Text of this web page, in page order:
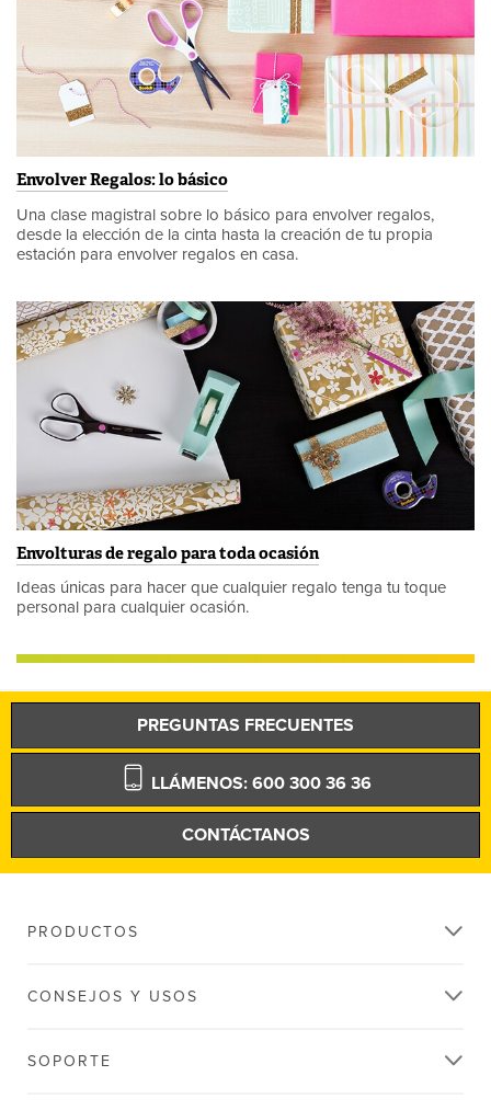
Envolver Regalos: lo básico
Una clase magistral sobre lo básico para envolver regalos,
desde la elección de la cinta hasta la creación de tu propia
estación para envolver regalos en casa.
Envolturas de regalo para toda ocasión
Ideas únicas para hacer que cualquier regalo tenga tu toque
personal para cualquier ocasión.
PREGUNTAS FRECUENTES
LLÁMENOS: 600 300 36 36
CONTÁCTANOS
PRODUCTOS
CONSEJOS Y USOS
SOPORTE